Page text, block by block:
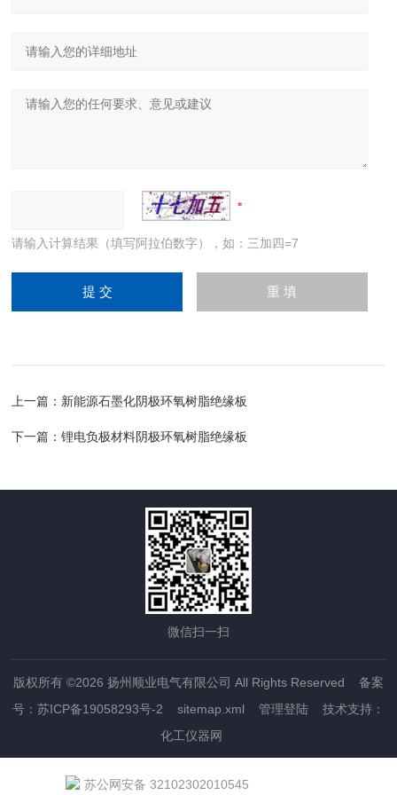
请输入计算结果（填写阿拉伯数字），如：三加四=7
上一篇： 新能源石墨化阴极环氧树脂绝缘板
下一篇：锂电负极材料阴极环氧树脂绝缘板
微信扫一扫
版权所有 ©2026 扬州顺业电气有限公司 All Rights Reserved 备案
号：苏ICP备19058293号-2
sitemap.xml 管理登陆 技术支持：
化工仪器网
苏公网安备 32102302010545